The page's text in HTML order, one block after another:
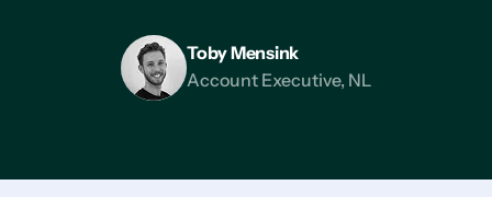
Toby Mensink
Account Executive, NL